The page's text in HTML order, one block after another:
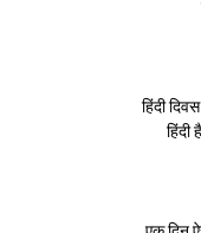
हिंदी
हिंदी